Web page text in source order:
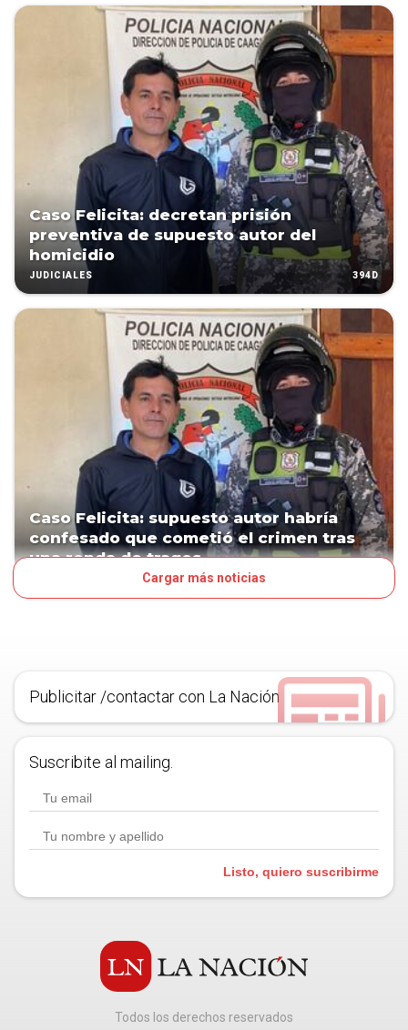
Caso Felicita: decretan prisión
preventiva de supuesto autor del
homicidio
JUDICIALES 394D
Caso Felicita: supuesto autor habría
confesado que cometió el crimen tras
una ronda de tragos
Cargar más noticias
Publicitar /contactar con La Nación
Suscribite al mailing.
Listo, quiero suscribirme
Todos los derechos reservados